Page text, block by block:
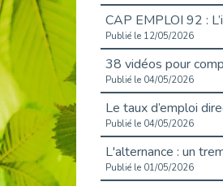
Publié le 12/05/2026
Publié le 04/05/2026
Publié le 04/05/2026
Publié le 01/05/2026